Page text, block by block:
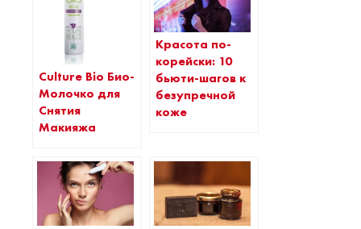
Culture Bio Био-
Молочко для
Снятия
Макияжа
Красота по-
корейски: 10
бьюти-шагов к
безупречной
коже